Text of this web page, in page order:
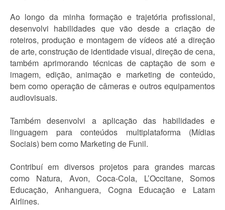
Ao longo da minha formação e trajetória profissional,
desenvolvi habilidades que vão desde a criação de
roteiros, produção e montagem de vídeos até a direção
de arte, construção de identidade visual, direção de cena,
também aprimorando técnicas de captação de som e
imagem, edição, animação e marketing de conteúdo,
bem como operação de câmeras e outros equipamentos
audiovisuais.
Também desenvolvi a aplicação das habilidades e
linguagem para conteúdos multiplataforma (Mídias
Sociais) bem como Marketing de Funil.
Contribuí em diversos projetos para grandes marcas
como Natura, Avon, Coca-Cola, L’Occitane, Somos
Educação, Anhanguera, Cogna Educação e Latam
Airlines.